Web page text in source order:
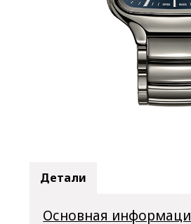
Детали
Основная